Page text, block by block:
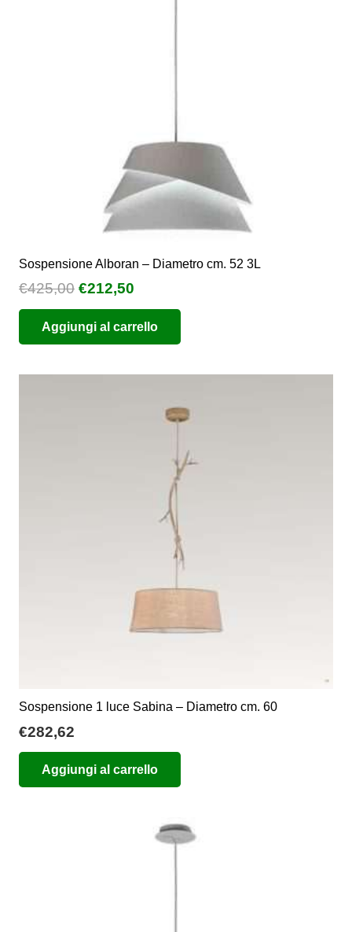
Sospensione Alboran – Diametro cm. 52 3L
€425,00 Il
prezzo
originale
era:
€212,50
prezzo
attuale
è:
Aggiungi al carrello
Sospensione 1 luce Sabina – Diametro cm. 60
€282,62
Aggiungi al carrello